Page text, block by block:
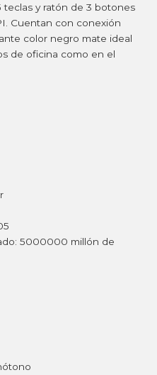
teclas y ratón de 3 botones
Cuentan con conexión
color negro mate ideal
de oficina como en el
5000000 millón de